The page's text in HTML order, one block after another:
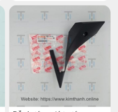
185.000
185.000
185.000